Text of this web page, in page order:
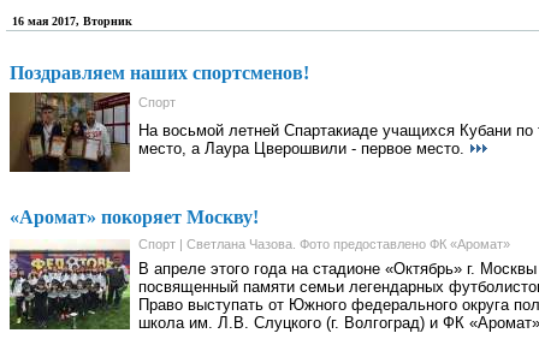
16 мая 2017, Вторник
Поздравляем наших спортсменов!
Спорт
На восьмой летней Спартакиаде учащихся Кубани
место, а Лаура Цверошвили - первое место.
«Аромат» покоряет Москву!
Спорт | Светлана Чазова. Фото предоставлено ФК «Аромат»
В апреле этого года на стадионе «Октябрь» г.
посвященный памяти семьи легендарных
Право выступать от Южного федерального округа
школа им. Л.В. Слуцкого (г. Волгоград) и ФК